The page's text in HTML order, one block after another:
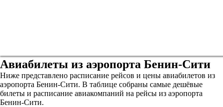
Авиабилеты из аэропорта Бенин-Сити
Ниже представлено расписание рейсов и цены авиабилетов из
аэропорта Бенин-Сити. В таблице собраны самые дешёвые
билеты и расписание авиакомпаний на рейсы из аэропорта
Бенин-Сити.